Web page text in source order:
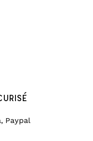
Paypal